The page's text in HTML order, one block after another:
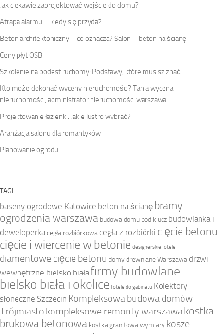
Jak ciekawie zaprojektować wejście do domu?
Atrapa alarmu – kiedy się przyda?
Beton architektoniczny – co oznacza? Salon – beton na ścianę
Ceny płyt OSB
Szkolenie na podest ruchomy: Podstawy, które musisz znać
Kto może dokonać wyceny nieruchomości? Tania wycena
nieruchomości, administrator nieruchomości warszawa
Projektowanie łazienki. Jakie lustro wybrać?
Aranżacja salonu dla romantyków
Planowanie ogrodu.
TAGI
baseny ogrodowe Katowice beton na ścianę bramy
ogrodzenia warszawa budowa domu pod klucz budowlanka i
deweloperkacegła rozbiórkowa cegła z rozbiórki cięcie betonu
cięcie i wiercenie w betonie designerskie fotele
diamentowe cięcie betonu domy drewniane Warszawa drzwi
wewnętrzne bielsko białafirmy budowlane
bielsko biała i okolice fotele do gabinetu Kolektory
słoneczne Szczecin Kompleksowa budowa domów
Trójmiasto kompleksowe remonty warszawakostka
brukowa betonowa kostka granitowa wymiary kosze